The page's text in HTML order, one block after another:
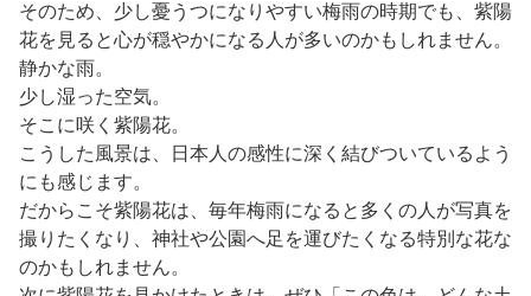
そのため、少し憂うつになりやすい梅雨の時期でも、紫陽
花を見ると心が穏やかになる人が多いのかもしれません。
静かな雨。
少し湿った空気。
そこに咲く紫陽花。
こうした風景は、日本人の感性に深く結びついているよう
にも感じます。
だからこそ紫陽花は、毎年梅雨になると多くの人が写真を
撮りたくなり、神社や公園へ足を運びたくなる特別な花な
のかもしれません。